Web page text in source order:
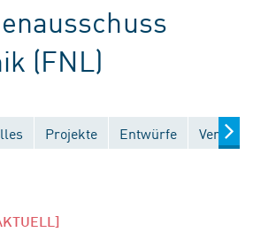
(FNL)
Projekte Entwürfe